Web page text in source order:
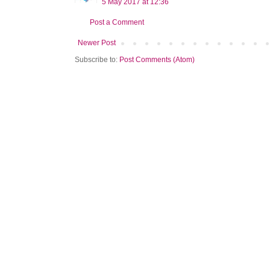
5 May 2017 at 12:36
Post a Comment
Newer Post
Subscribe to: Post Comments (Atom)